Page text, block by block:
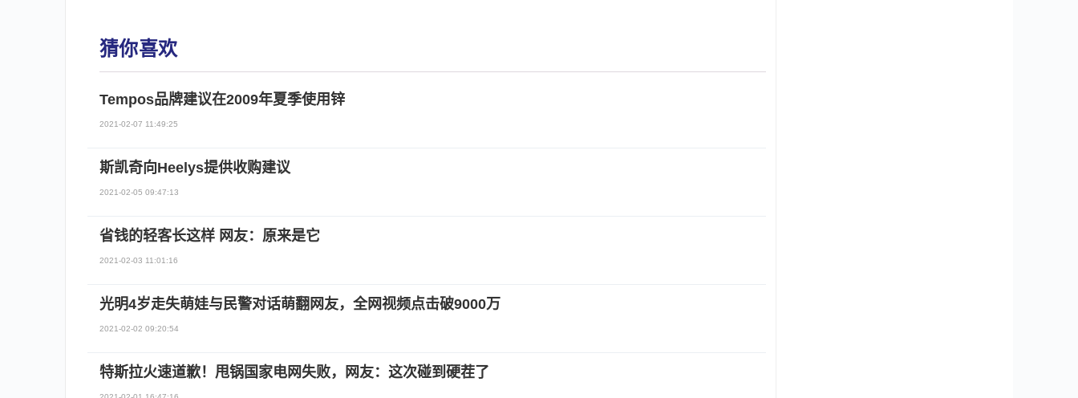
猜你喜欢
Tempos品牌建议在2009年夏季使用锌
2021-02-07 11:49:25
斯凯奇向Heelys提供收购建议
2021-02-05 09:47:13
省钱的轻客长这样 网友：原来是它
2021-02-03 11:01:16
光明4岁走失萌娃与民警对话萌翻网友，全网视频点击破9000万
2021-02-02 09:20:54
特斯拉火速道歉！甩锅国家电网失败，网友：这次碰到硬茬了